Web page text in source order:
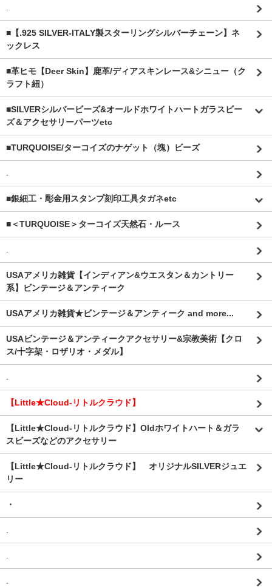
.
■【.925 SILVER-ITALY製スターリングシルバーチェーン】ネ
ックレス
■革ヒモ【Deer Skin】鹿革/ディアスキンレース&シニュー（ク
ラフト紐）
■SILVERシルバービーズ&オールドホワイトハートガラスビー
ズ＆アクセサリーパーツetc
■TURQUOISE/ターコイズのナゲット（塊）ビーズ
.
■銀細工・彫金用スタンプ刻印工具タガネetc
■＜TURQUOISE＞ターコイズ天然石・ルース
.
USAアメリカ雑貨【インディアン&ウエスタン＆カントリー
系】ビンテージ＆アンティーク
USAアメリカ雑貨★ビンテージ＆アンティーク and more...
USAビンテージ＆アンティークアクセサリー&宗教美術【クロ
ス/十字架・ロザリオ・メダル】
.
【Little★Cloud-リトルクラウド】
【Little★Cloud-リトルクラウド】Oldホワイトハート＆ガラ
スビーズなどのアクセサリー
【Little★Cloud-リトルクラウド】 オリジナルSILVERジュエ
リー
・
.
.
.